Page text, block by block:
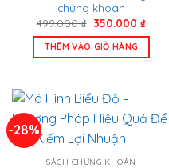
chứng khoán
499.000₫ Giá
là:
499.000 ₫.
350.000 ₫Giá
THÊM VÀO GIỎ HÀNG
-28%
SÁCH CHỨNG KHOÁN